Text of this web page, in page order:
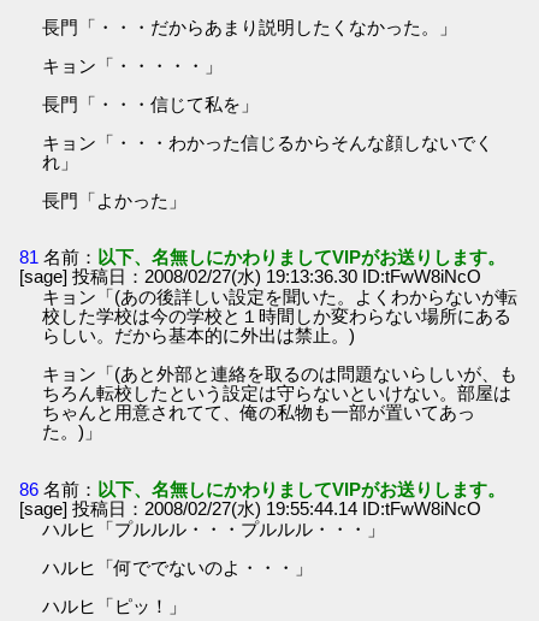
長門「・・・だからあまり説明したくなかった。」
キョン「・・・・・」
長門「・・・信じて私を」
キョン「・・・わかった信じるからそんな顔しないでく
れ」
長門「よかった」
81 名前： 以下、名無しにかわりましてVIPがお送りします。
[sage] 投稿日：2008/02/27(水) 19:13:36.30 ID:tFwW8iNcO
キョン「(あの後詳しい設定を聞いた。よくわからないが転
校した学校は今の学校と１時間しか変わらない場所にある
らしい。だから基本的に外出は禁止。)
キョン「(あと外部と連絡を取るのは問題ないらしいが、も
ちろん転校したという設定は守らないといけない。部屋は
ちゃんと用意されてて、俺の私物も一部が置いてあっ
た。)」
86 名前： 以下、名無しにかわりましてVIPがお送りします。
[sage] 投稿日：2008/02/27(水) 19:55:44.14 ID:tFwW8iNcO
ハルヒ「プルルル・・・プルルル・・・」
ハルヒ「何ででないのよ・・・」
ハルヒ「ピッ！」